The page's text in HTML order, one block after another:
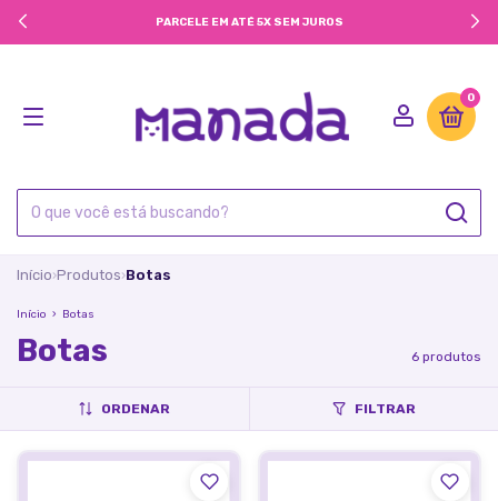
PARCELE EM ATÉ 5X SEM JUROS
0
Início›Produtos›Botas
Início › Botas
Botas 6 produtos
ORDENAR FILTRAR